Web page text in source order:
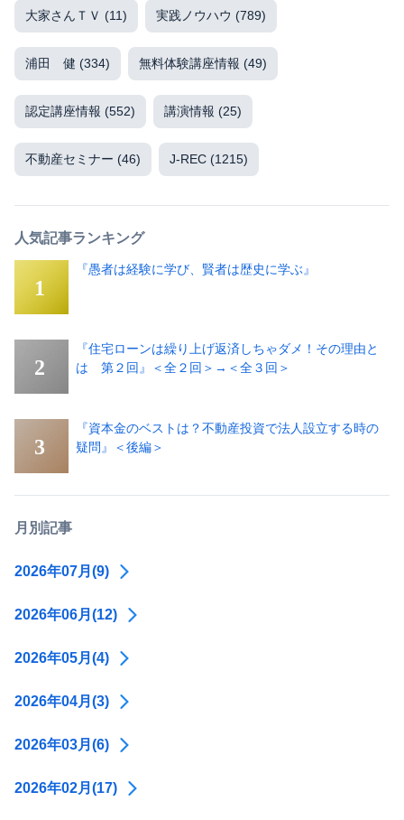
大家さんＴＶ (11) 実践ノウハウ (789)
浦田 健 (334) 無料体験講座情報 (49)
認定講座情報 (552) 講演情報 (25)
不動産セミナー (46) J-REC (1215)
人気記事ランキング
『愚者は経験に学び、賢者は歴史に学ぶ』
『住宅ローンは繰り上げ返済しちゃダメ！その理由と
は 第２回』＜全２回＞→＜全３回＞
『資本金のベストは？不動産投資で法人設立する時の
疑問』＜後編＞
月別記事
2026年07月(9)
2026年06月(12)
2026年05月(4)
2026年04月(3)
2026年03月(6)
2026年02月(17)